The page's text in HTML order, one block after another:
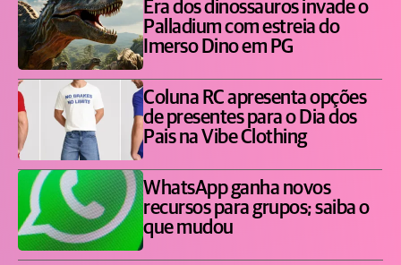
Era dos dinossauros invade o
Palladium com estreia do
Imerso Dino em PG
Coluna RC apresenta opções
de presentes para o Dia dos
Pais na Vibe Clothing
WhatsApp ganha novos
recursos para grupos; saiba o
que mudou